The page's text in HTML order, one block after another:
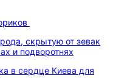
скрытую от зевак
и подворотнях